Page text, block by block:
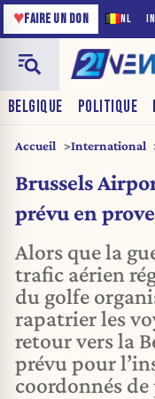
NL
♥FAIRE UN DON
BELGIQUE POLITIQUE
Accueil International
Brussels
prévu en
Alors que la
trafic aérien
du golfe
rapatrier les
retour vers la
prévu pour
coordonnés